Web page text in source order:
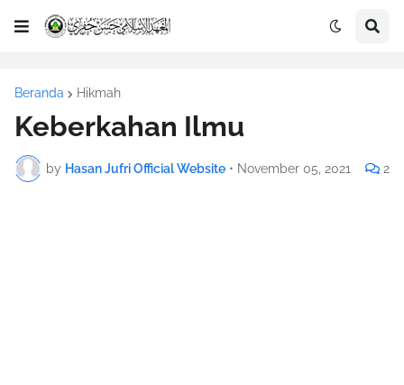
Beranda Hikmah
Keberkahan Ilmu
by Hasan Jufri Official Website • November 05, 2021 2